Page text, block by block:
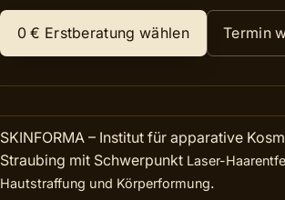
0 € Erstberatung wählen Termin
SKINFORMA – Institut für apparative
Straubing mit Schwerpunkt Laser-
Hautstraffung und Körperformung.